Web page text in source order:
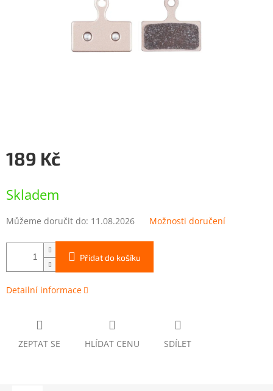
189 Kč
cena:
Skladem
Můžeme doručit do: 11.08.2026 Možnosti doručení
Přidat do košíku
Detailní informace
ZEPTAT SE HLÍDAT CENU SDÍLET